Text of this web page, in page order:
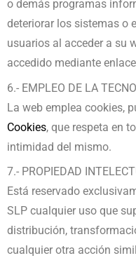
o demás programas
deteriorar los sistemas o
usuarios al acceder a su
accedido mediante
6.- EMPLEO DE LA
La web emplea cookies,
Cookies, que respeta en
intimidad del mismo.
7.- PROPIEDAD
Está reservado
SLP cualquier uso que
distribución,
cualquier otra acción